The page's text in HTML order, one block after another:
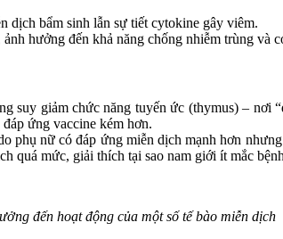
dịch bẩm sinh lẫn sự tiết cytokine gây viêm.
hưởng đến khả năng chống nhiễm trùng và
suy giảm chức năng tuyến ức (thymus) – nơi
ứng vaccine kém hơn.
phụ nữ có đáp ứng miễn dịch mạnh hơn
quá mức, giải thích tại sao nam giới ít mắc
đến hoạt động của một số tế bào miễn dịch